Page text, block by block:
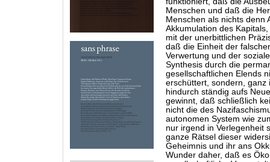
Menschen und daß die
Menschen als nichts denn
Akkumulation des
mit der unerbittlichen
daß die Einheit der
Verwertung und der
Synthesis durch die
gesellschaftlichen Elends
erschüttert, sondern, ganz
hindurch ständig aufs
gewinnt, daß schließlich
nicht die des
autonomen System wie
nur irgend in Verlegenheit
ganze Rätsel dieser
Geheimnis und ihr ans
Wunder daher, daß es